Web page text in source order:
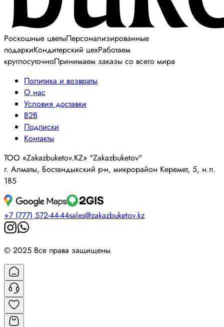
Роскошные цветыПерсонализированные
подаркиКондитерский цехРаботаем
круглосуточноПринимаем заказы со всего мира
Политика и возвраты
О нас
Условия доставки
B2B
Подписки
Контакты
ТОО «Zakazbuketov.KZ» "Zakazbuketov"
г. Алматы, Бостандыкский р-н, микрорайон Керемет, 5, н.п.
185
+7 (777) 572-44-44sales@zakazbuketov.kz
© 2025 Все права защищены